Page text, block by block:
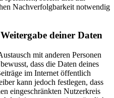
Nachverfolgbarkeit notwendig
deiner Daten
mit anderen Personen
dass die Daten deines
im Internet öffentlich
kann jedoch festlegen, dass
eingeschränkten Nutzerkreis